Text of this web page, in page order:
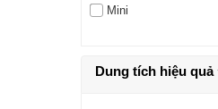
Mini
Dung tích hiệu quả